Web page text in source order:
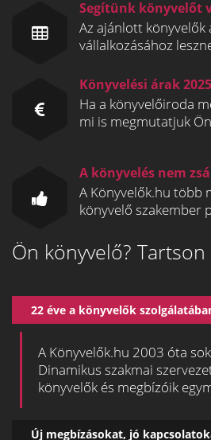
Segítünk könyvelőt
Az ajánlott könyvelők
vállalkozásához
Könyvelési árak 2025
Ha a könyvelőiroda
mi is megmutatjuk
A könyvelés nem
A Könyvelők.hu több
könyvelő szakember
Ön könyvelő? Tartson
22 éve a könyvelők
A Könyvelők.hu 2003 óta
Dinamikus szakmai
könyvelők és megbízóik
Új megbízásokat, jó